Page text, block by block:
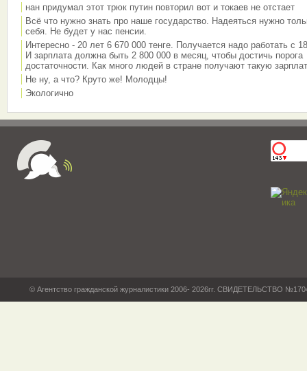
нан придумал этот трюк путин повторил вот и токаев не отстает
Всё что нужно знать про наше государство. Надеяться нужно
себя. Не будет у нас пенсии.
Интересно - 20 лет 6 670 000 тенге. Получается надо работать с
И зарплата должна быть 2 800 000 в месяц, чтобы достичь порога
достаточности. Как много людей в стране получают такую
Не ну, а что? Круто же! Молодцы!
Экологично
© Агентство гражданской журналистики 2006- 2026гг. СВИДЕТЕЛЬСТВО